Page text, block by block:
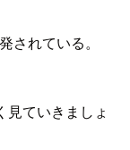
されている。
ていきましょ